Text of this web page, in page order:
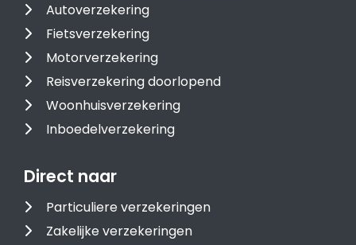
Autoverzekering
Fietsverzekering
Motorverzekering
Reisverzekering doorlopend
Woonhuisverzekering
Inboedelverzekering
Direct naar
Particuliere verzekeringen
Zakelijke verzekeringen